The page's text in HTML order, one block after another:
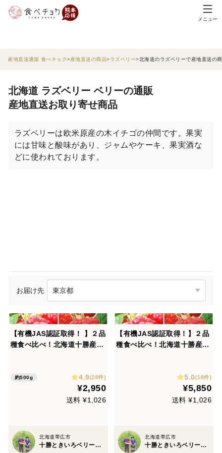
メニュー
産地直送通販 食べチョク 産地直送の商品 ラズベリー 北海道のラズベリーで産地直送の
北海道 ラズベリー ベリーの通販
産地直送お取り寄せ商品
ラズベリーは欧米原産の木イチゴの仲間です。果実
には甘味と酸味があり、ジャムやケーキ、果実酒な
どに使われております。
お届け先
【有機JAS認証取得！ 】２品
種食べ比べ！北海道十勝産冷
約500g 4.9(28件)
¥2,950
送料 ¥1,026
北海道帯広市
十勝ときいろベリーファーム
【有機JAS認証取得！】２品
種食べ比べ！北海道十勝産冷
5.0(18件)
¥5,850
送料 ¥1,026
北海道帯広市
十勝ときいろベリーファーム